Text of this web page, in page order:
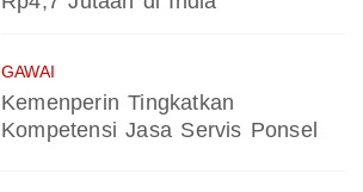
GAWAI
Kemenperin Tingkatkan
Kompetensi Jasa Servis Ponsel